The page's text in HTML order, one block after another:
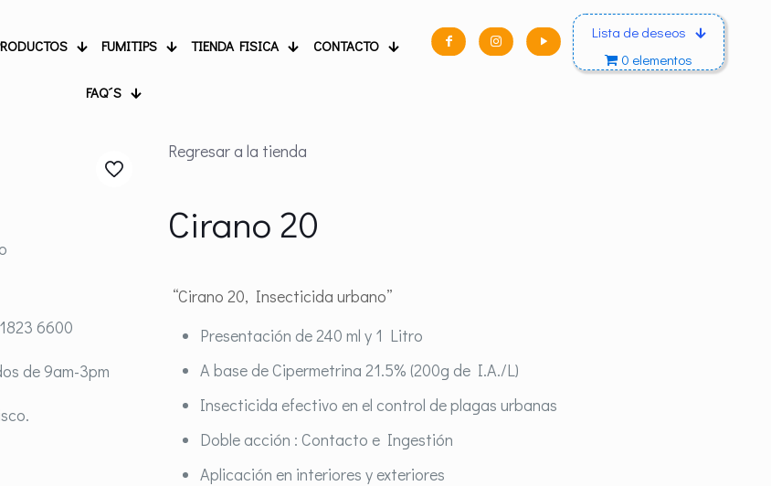
FUMITIPS TIENDA FISICA CONTACTO
FAQ´S
Lista de deseos
0 elementos
6600
de 9am-3pm
Regresar a la tienda
Cirano 20
“Cirano 20, Insecticida urbano”
Presentación de 240 ml y 1 Litro
A base de Cipermetrina 21.5% (200g de I.A./L)
Insecticida efectivo en el control de plagas urbanas
Doble acción : Contacto e Ingestión
Aplicación en interiores y exteriores